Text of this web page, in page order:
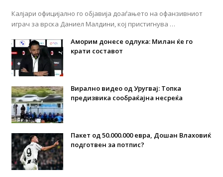
Калјари официјално го објавија доаѓањето на офанзивниот
играч за врска Даниел Малдини, кој пристигнува …
Аморим донесе одлука: Милан ќе го
крати составот
Вирално видео од Уругвај: Топка
предизвика сообраќајна несреќа
Пакет од 50.000.000 евра, Дошан Влаховиќ
подготвен за потпис?